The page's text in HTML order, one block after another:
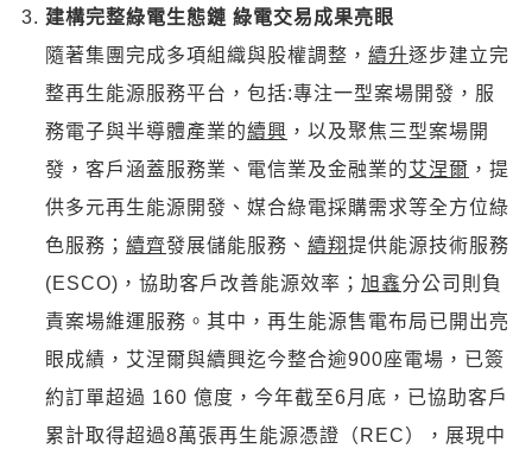
建構完整綠電生態鏈 綠電交易成果亮眼
隨著集團完成多項組織與股權調整， 續升逐步建立完
整再生能源服務平台，包括:專注一型案場開發，服
務電子與半導體產業的續興 ，以及聚焦三型案場開
發，客戶涵蓋服務業、電信業及金融業的艾涅爾 ，提
供多元再生能源開發、媒合綠電採購需求等全方位綠
色服務； 續齊發展儲能服務、 續翔提供能源技術服務
(ESCO)，協助客戶改善能源效率； 旭鑫分公司則負
責案場維運服務。其中，再生能源售電布局已開出亮
眼成績，艾涅爾與續興迄今整合逾900座電場，已簽
約訂單超過 160 億度，今年截至6月底，已協助客戶
累計取得超過8萬張再生能源憑證（REC），展現中